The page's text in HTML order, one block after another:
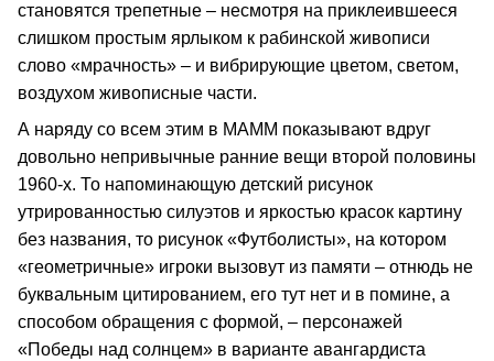
становятся трепетные – несмотря на приклеившееся
слишком простым ярлыком к рабинской живописи
слово «мрачность» – и вибрирующие цветом, светом,
воздухом живописные части.
А наряду со всем этим в МАММ показывают вдруг
довольно непривычные ранние вещи второй половины
1960-х. То напоминающую детский рисунок
утрированностью силуэтов и яркостью красок картину
без названия, то рисунок «Футболисты», на котором
«геометричные» игроки вызовут из памяти – отнюдь не
буквальным цитированием, его тут нет и в помине, а
способом обращения с формой, – персонажей
«Победы над солнцем» в варианте авангардиста